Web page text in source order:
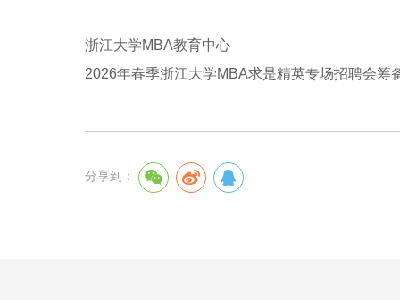
浙江大学MBA教育中心
2026年春季浙江大学MBA求是精英专场招聘会筹
分享到：